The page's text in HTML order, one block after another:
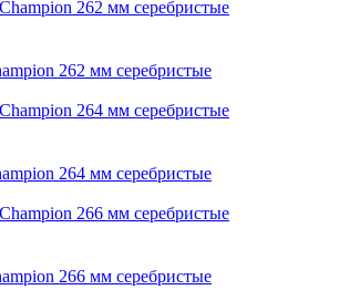
262 мм серебристые
264 мм серебристые
266 мм серебристые